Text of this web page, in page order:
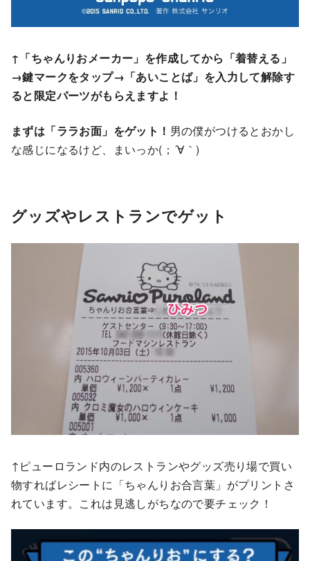
↑「ちゃんりおメーカー」を作成してから「着替える」
→鍵マークをタップ→「あいことば」を入力して解除す
ると限定パーツがもらえますよ！
まずは「ララお面」をゲット！ 男の僕がつけるとおかし
な感じになるけど、まいっか(；´∀｀)
グッズやレストランでゲット
↑ピューロランド内のレストランやグッズ売り場で買い
物すればレシートに「ちゃんりお合言葉」がプリントさ
れています。これは見逃しがちなので要チェック！